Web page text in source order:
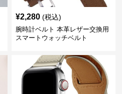
¥2,280 (税込)
腕時計ベルト 本革レザー交換用
スマートウォッチベルト